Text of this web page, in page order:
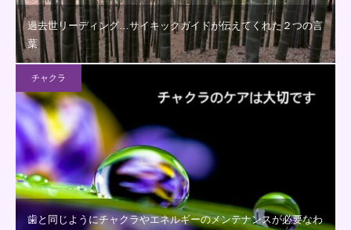
過去世リーディング…サイキックガイドが伝えてくれた２つの言
葉
チャクラ
歯と同じようにチャクラやエネルギーのメンテナンスが必要なわ